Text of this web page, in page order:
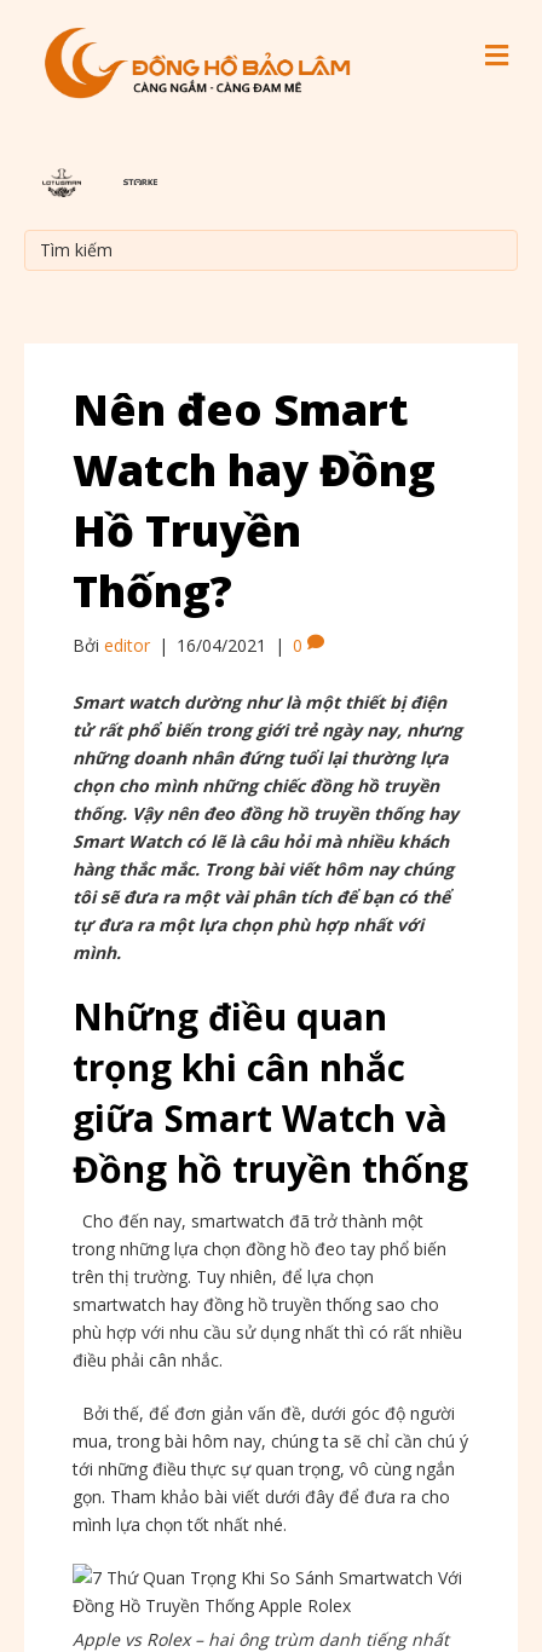
Nên đeo Smart
Watch hay Đồng
Hồ Truyền
Thống?
Bởi editor | 16/04/2021 | 0
Smart watch dường như là một thiết bị điện
tử rất phổ biến trong giới trẻ ngày nay, nhưng
những doanh nhân đứng tuổi lại thường lựa
chọn cho mình những chiếc đồng hồ truyền
thống. Vậy nên đeo đồng hồ truyền thống hay
Smart Watch có lẽ là câu hỏi mà nhiều khách
hàng thắc mắc. Trong bài viết hôm nay chúng
tôi sẽ đưa ra một vài phân tích để bạn có thể
tự đưa ra một lựa chọn phù hợp nhất với
mình.
Những điều quan
trọng khi cân nhắc
giữa Smart Watch và
Đồng hồ truyền thống
Cho đến nay, smartwatch đã trở thành một
trong những lựa chọn đồng hồ đeo tay phổ biến
trên thị trường. Tuy nhiên, để lựa chọn
smartwatch hay đồng hồ truyền thống sao cho
phù hợp với nhu cầu sử dụng nhất thì có rất nhiều
điều phải cân nhắc.
Bởi thế, để đơn giản vấn đề, dưới góc độ người
mua, trong bài hôm nay, chúng ta sẽ chỉ cần chú ý
tới những điều thực sự quan trọng, vô cùng ngắn
gọn. Tham khảo bài viết dưới đây để đưa ra cho
mình lựa chọn tốt nhất nhé.
Apple vs Rolex – hai ông trùm danh tiếng nhất